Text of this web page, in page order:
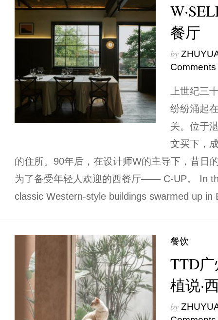
餐厅
by
Comments
上世纪三
纷纷涌起
关。位于
文买下，
的住所。90年后，在设计师W的主导下，昔日
为了备受年轻人欢迎的西餐厅—— C-UP。 In
classic Western-style buildings swarmed up
餐饮
TTD
植说·
by